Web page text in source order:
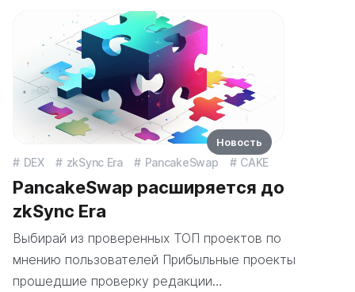
DEX zkSync Era PancakeSwap CAKE
PancakeSwap расширяется до
zkSync Era
Выбирай из проверенных ТОП проектов по
мнению пользователей Прибыльные проекты
прошедшие проверку редакции…
Новость